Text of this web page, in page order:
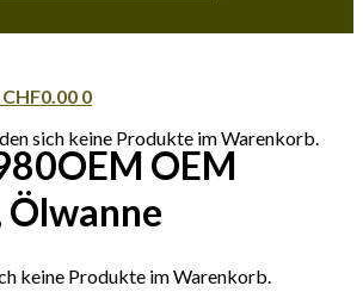
CHF0.00 0
sich keine Produkte im Warenkorb.
keine Produkte im Warenkorb.
OEM